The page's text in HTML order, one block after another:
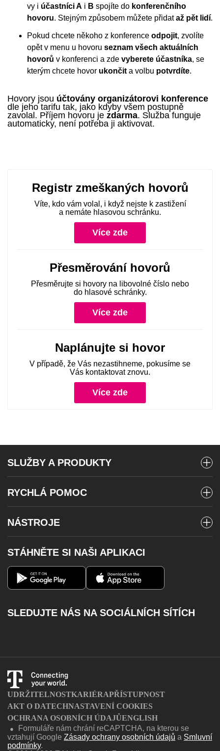
vy i účastníci A i B spojíte do konferenčního
hovoru. Stejným způsobem můžete přidataž pět lidí.
Pokud chcete někoho z konference odpojit, zvolíte
opět v menu u hovoru seznam všech aktuálních
hovorů v konferenci a zde vyberete účastníka, se
kterým chcete hovor ukončit a volbu potvrdíte.
Hovory jsou účtovány organizátorovi konference
dle jeho tarifu tak, jako kdyby všem postupně
zavolal. Příjem hovoru je zdarma. Služba funguje
automaticky, není potřeba ji aktivovat.
Registr zmeškaných hovorů
Víte, kdo vám volal, i když nejste k zastižení
a nemáte hlasovou schránku.
Více zde
Přesměrování hovorů
Přesměrujte si hovory na libovolné číslo nebo
do hlasové schránky.
Více zde
Naplánujte si hovor
V případě, že Vás nezastihneme, pokusíme se
Vás kontaktovat znovu.
Více zde
SLUŽBY A PRODUKTY
Předplacené karty
Internet
Telefony a zařízení
Magenta 1
RYCHLÁ POMOC
Stav objednávky
Roaming
Volání na barevné linky
NÁSTROJE
Vyzvednout MMS
Můj T-Mobile
Dobít kredit
STÁHNĚTE SI NAŠI APLIKACI
SLEDUJTE NÁS NA SOCIÁLNÍCH SÍTÍCH
UDRŽITELNOSTKARIÉRAPŘÍSTUPNOST
AKT O DATECHNASTAVENÍ COOKIES
OCHRANA OSOBNÍCH ÚDAJŮENGLISH
●
Formuláře nám chrání reCAPTCHA, na kterou se
vztahují Google Zásady ochrany osobních údajů a Smluvní
podmínky.